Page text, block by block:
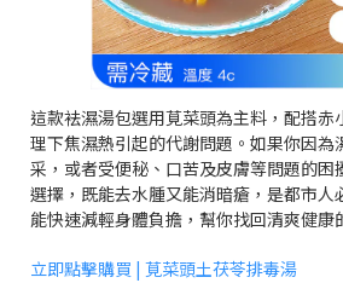
這款袪濕湯包選用莧菜頭為主料，配搭赤
理下焦濕熱引起的代謝問題。如果你因為
采，或者受便秘、口苦及皮膚等問題的困
選擇，既能去水腫又能消暗瘡，是都市人
能快速減輕身體負擔，幫你找回清爽健康
立即點擊購買 | 莧菜頭土茯苓排毒湯